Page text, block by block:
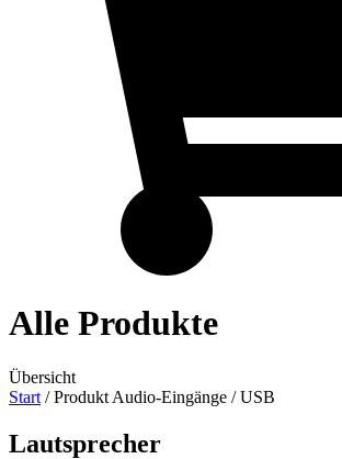
Alle Produkte
Übersicht
Start / Produkt Audio-Eingänge / USB
Lautsprecher